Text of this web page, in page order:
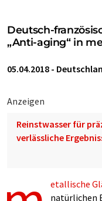
Deutsch-
„Anti-aging“ in
05.04.2018 -
Anzeigen
Reinstwasser für
verlässliche
etallische
natürlichen